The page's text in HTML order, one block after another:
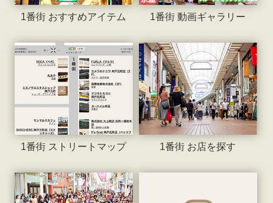
1番街 おすすめアイテム 1番街 動画ギャラリー
1番街 ストリートマップ 1番街 お店を探す